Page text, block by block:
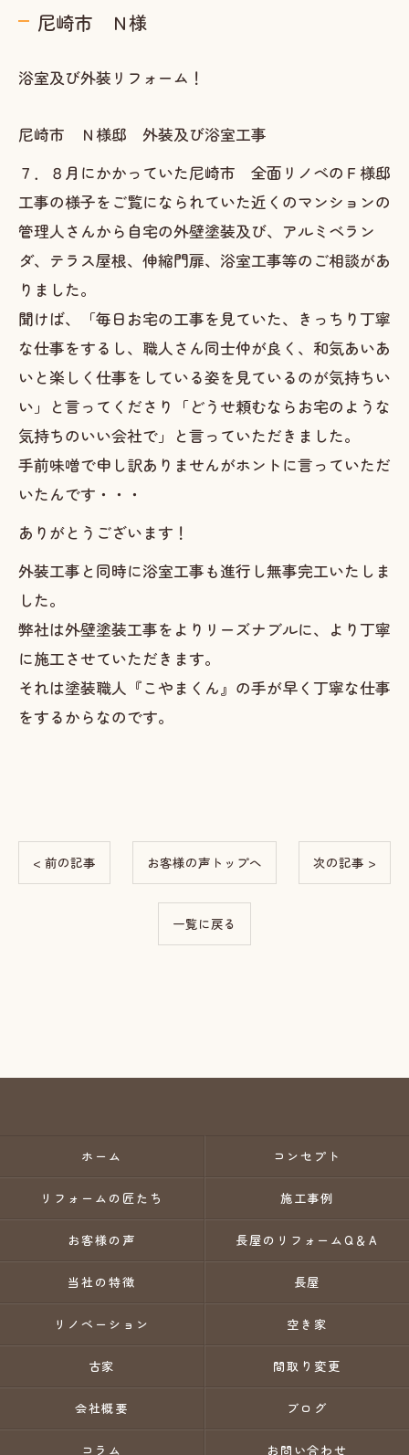
尼崎市 Ｎ様
浴室及び外装リフォーム！
尼崎市 Ｎ様邸 外装及び浴室工事
７．８月にかかっていた尼崎市 全面リノベのＦ様邸
工事の様子をご覧になられていた近くのマンションの
管理人さんから自宅の外壁塗装及び、アルミベラン
ダ、テラス屋根、伸縮門扉、浴室工事等のご相談があ
りました。
聞けば、「毎日お宅の工事を見ていた、きっちり丁寧
な仕事をするし、職人さん同士仲が良く、和気あいあ
いと楽しく仕事をしている姿を見ているのが気持ちい
い」と言ってくださり「どうせ頼むならお宅のような
気持ちのいい会社で」と言っていただきました。
手前味噌で申し訳ありませんがホントに言っていただ
いたんです・・・
ありがとうございます！
外装工事と同時に浴室工事も進行し無事完工いたしま
した。
弊社は外壁塗装工事をよりリーズナブルに、より丁寧
に施工させていただきます。
それは塗装職人『こやまくん』の手が早く丁寧な仕事
をするからなのです。
< 前の記事 お客様の声トップへ 次の記事 >
一覧に戻る
ホーム コンセプト
リフォームの匠たち 施工事例
お客様の声 長屋のリフォームQ＆A
当社の特徴 長屋
リノベーション 空き家
古家 間取り変更
会社概要 ブログ
コラム お問い合わせ